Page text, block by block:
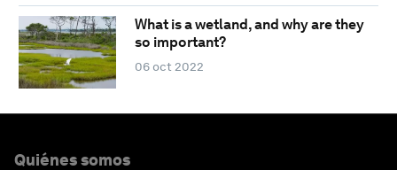
What is a wetland, and why are they
so important?
06 oct 2022
Quiénes somos